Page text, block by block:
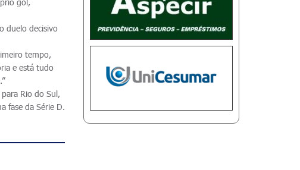
gol,
duelo decisivo
tempo,
e está tudo
Rio do Sul,
fase da Série D.